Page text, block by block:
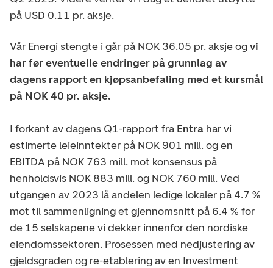
på USD 0.11 pr. aksje.
Vår Energi stengte i går på NOK 36.05 pr. aksje ogvi
har før eventuelle endringer på grunnlag av
dagens rapport en kjøpsanbefaling med et kursmål
på NOK 40 pr. aksje.
I forkant av dagens Q1-rapport fra Entra har vi
estimerte leieinntekter på NOK 901 mill. og en
EBITDA på NOK 763 mill. mot konsensus på
henholdsvis NOK 883 mill. og NOK 760 mill. Ved
utgangen av 2023 lå andelen ledige lokaler på 4.7 %
mot til sammenligning et gjennomsnitt på 6.4 % for
de 15 selskapene vi dekker innenfor den nordiske
eiendomssektoren. Prosessen med nedjustering av
gjeldsgraden og re-etablering av en Investment